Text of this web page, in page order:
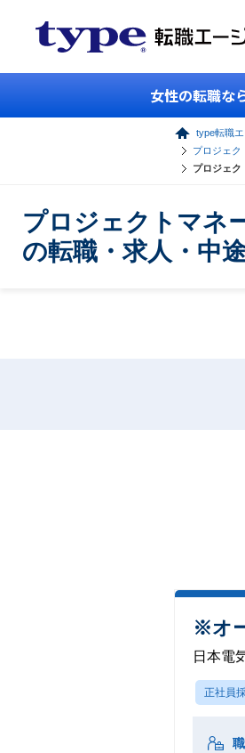
女性の転職な
type転職
プロジェク
プロジェク
プロジェクトマネ
の転職・求人・中
※オ
日本電
正社員